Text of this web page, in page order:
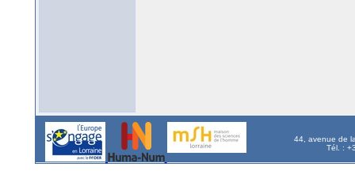
44, avenue de
Tél. :